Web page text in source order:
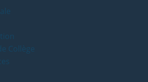
Collège